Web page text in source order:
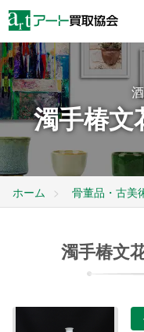
濁手椿文
ホーム 骨董品・古美
濁手椿文